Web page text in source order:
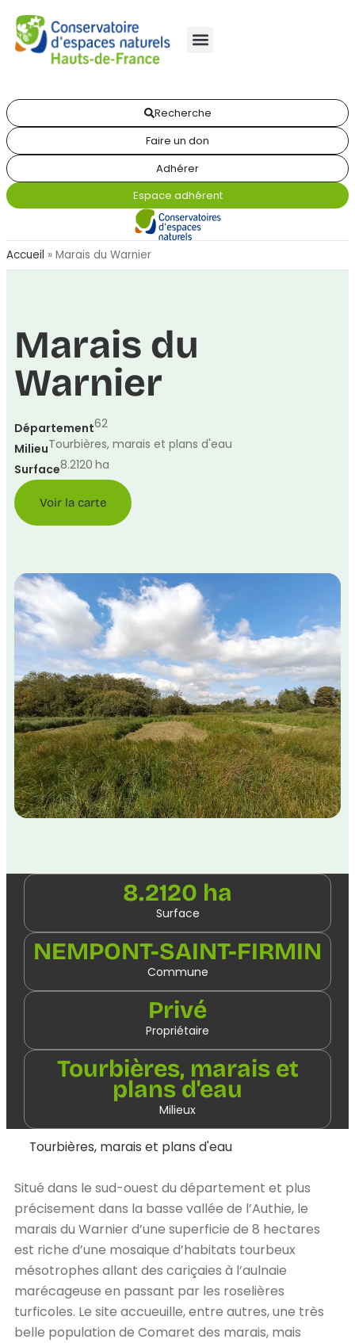
Recherche
Faire un don
Adhérer
Espace adhérent
Accueil » Marais du Warnier
Marais du
Warnier
Département62
MilieuTourbières, marais et plans d'eau
Surface8.2120 ha
Voir la carte
8.2120 ha
Surface
NEMPONT-SAINT-FIRMIN
Commune
Privé
Propriétaire
Tourbières, marais et
plans d'eau
Milieux
Tourbières, marais et plans d'eau
Situé dans le sud-ouest du département et plus
précisement dans la basse vallée de l’Authie, le
marais du Warnier d’une superficie de 8 hectares
est riche d’une mosaique d’habitats tourbeux
mésotrophes allant des cariçaies à l’aulnaie
marécageuse en passant par les roselières
turficoles. Le site accueuille, entre autres, une très
belle population de Comaret des marais, mais